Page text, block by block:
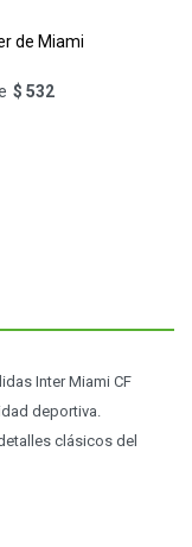
de Miami
$ 532
Inter Miami CF
deportiva.
clásicos del